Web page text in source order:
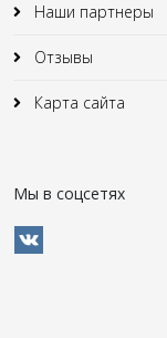
Наши партнеры
Отзывы
Карта сайта
Мы в соцсетях